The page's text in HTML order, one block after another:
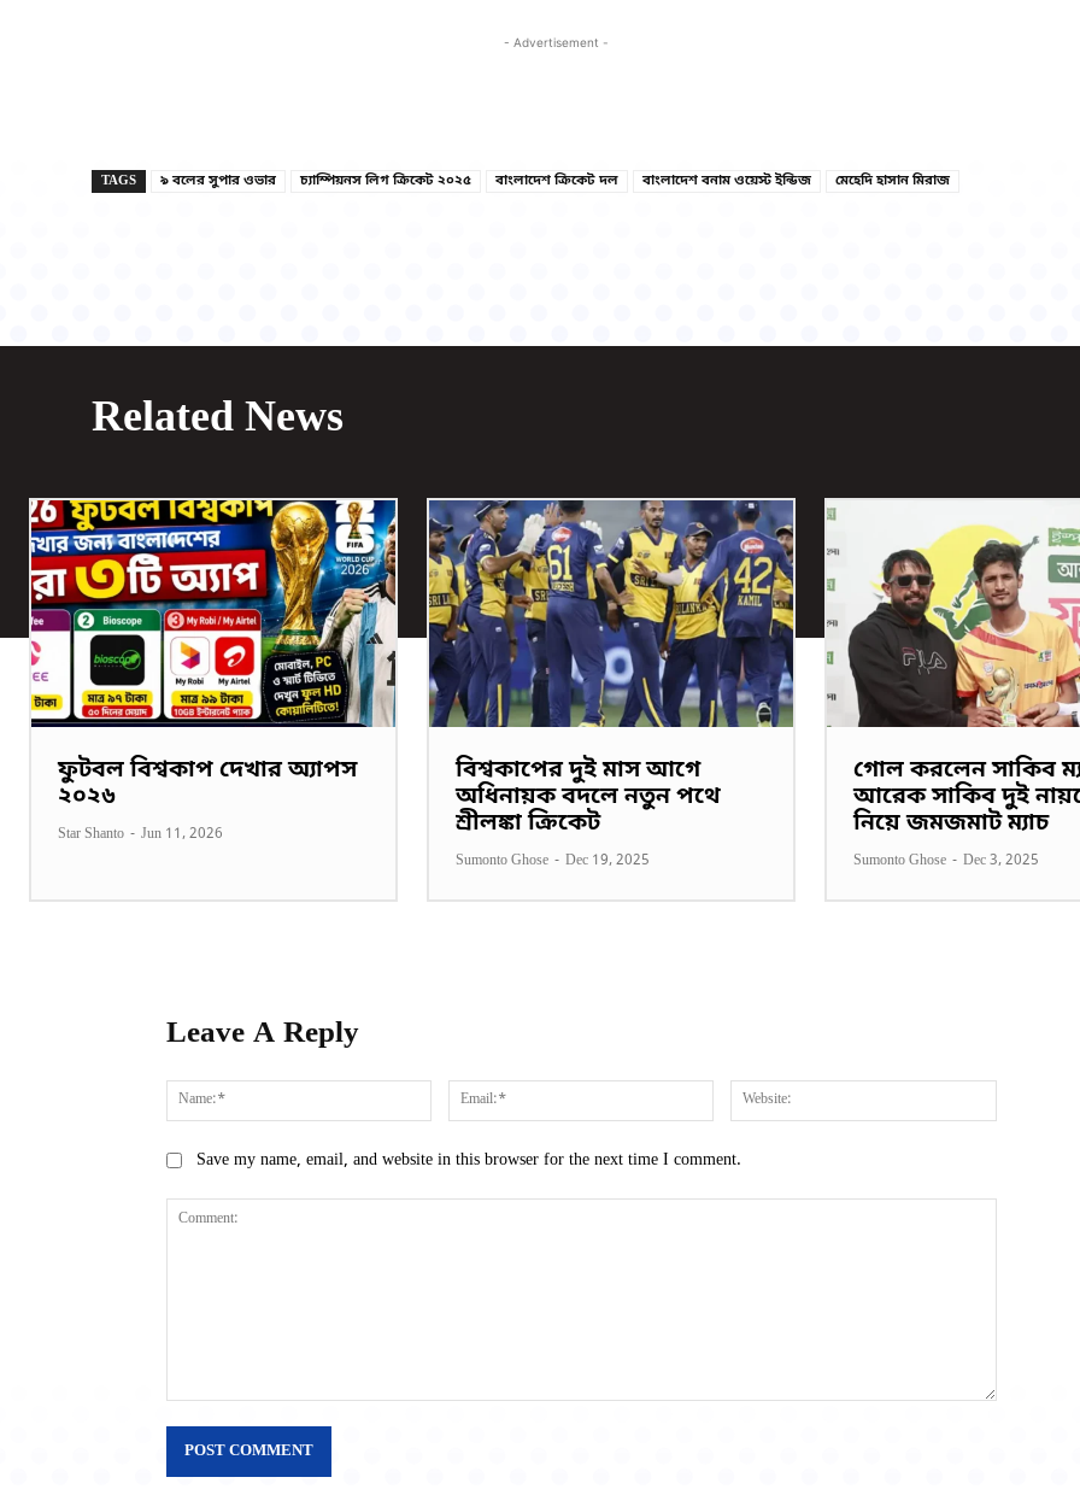
- Advertisement -
TAGS ৯ বলের সুপার ওভার চ্যাম্পিয়নস লিগ ক্রিকেট ২০২৫ বাংলাদেশ ক্রিকেট দল বাংলাদেশ বনাম ওয়েস্ট ইন্ডিজ মেহেদি হাসান মিরাজ
Related News
ফুটবল বিশ্বকাপ দেখার অ্যাপস
২০২৬
Star Shanto - Jun 11, 2026
বিশ্বকাপের দুই মাস আগে
অধিনায়ক বদলে নতুন পথে
শ্রীলঙ্কা ক্রিকেট
Sumonto Ghose - Dec 19, 2025
গোল করলেন সাকিব
আরেক সাকিব দুই
নিয়ে জমজমাট ম্যাচ
Sumonto Ghose - Dec 3, 2025
Leave A Reply
Name:* Email:*
Save my name, email, and website in this browser for the next time I comment.